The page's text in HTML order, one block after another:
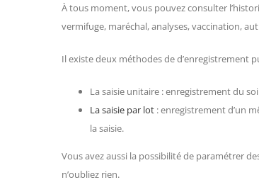
Àtous moment, vous pouvez consulter
vermifuge, maréchal, analyses, vaccination,
Il existe deux méthodes de d’enregistrement
La saisie unitaire : enregistrement du
La saisie par lot : enregistrement d’un
la saisie.
Vous avez aussi la possibilité de paramétrer
n’oubliez rien.